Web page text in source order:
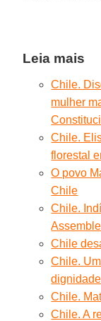
Leia mais
Chile.
mulher
Chile.
florestal
O povo
Chile
Chile.
Chile
Chile.
dignidade
Chile.
Chile. A